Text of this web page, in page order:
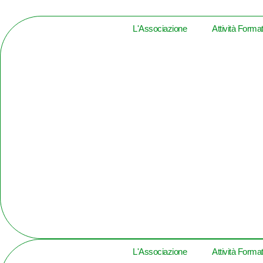
L'Associazione Attività
L'Associazione Attività